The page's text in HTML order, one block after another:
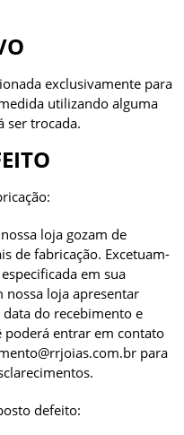
exclusivamente para
utilizando alguma
ser trocada.
loja gozam de
de fabricação. Excetuam-
em sua
nossa loja apresentar
do recebimento e
poderá entrar em contato
para
defeito: